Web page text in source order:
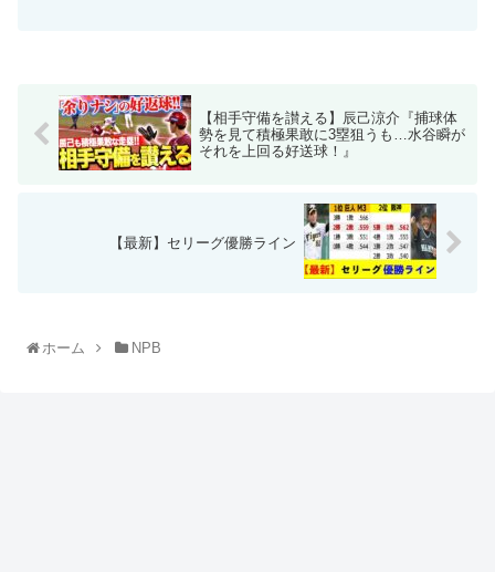
【相手守備を讃える】辰己涼介『捕球体
勢を見て積極果敢に3塁狙うも…水谷瞬が
それを上回る好送球！』
【最新】セリーグ優勝ライン
ホーム NPB